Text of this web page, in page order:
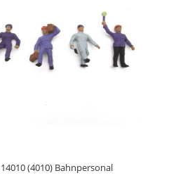
(4010) Bahnpersonal